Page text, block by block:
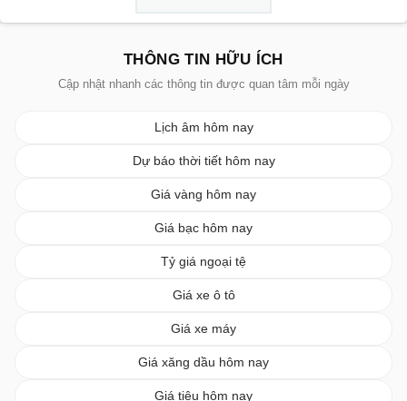
THÔNG TIN HỮU ÍCH
Cập nhật nhanh các thông tin được quan tâm mỗi ngày
Lịch âm hôm nay
Dự báo thời tiết hôm nay
Giá vàng hôm nay
Giá bạc hôm nay
Tỷ giá ngoại tệ
Giá xe ô tô
Giá xe máy
Giá xăng dầu hôm nay
Giá tiêu hôm nay